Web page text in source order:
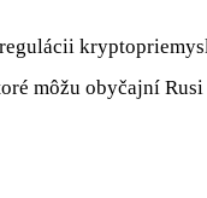
môžu obyčajní